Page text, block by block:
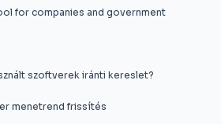
for companies and government
szoftverek iránti kereslet?
menetrend frissítés